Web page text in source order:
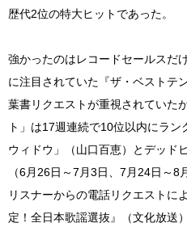
歴代2位の特大ヒットであった。
強かったのはレコードセールスだ
に注目されていた『ザ・ベストテ
葉書リクエストが重視されていた
ト」は17週連続で10位以内にラン
ウィドウ」（山口百恵）とデッド
（6月26日～7月3日、7月24日～
リスナーからの電話リクエストに
定！全日本歌謡選抜』（文化放送